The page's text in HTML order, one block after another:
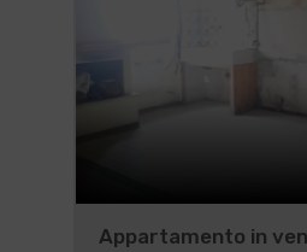
Appartamento in